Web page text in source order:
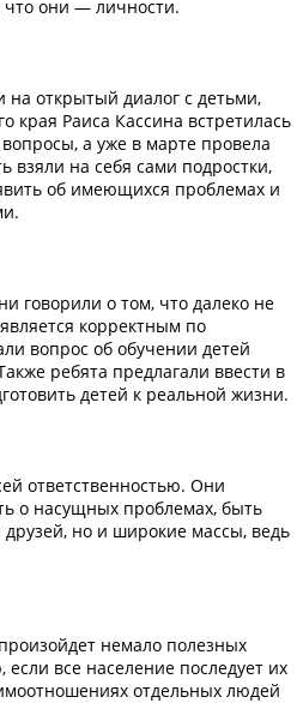
что они — личности.
на открытый диалог с детьми,
края Раиса Кассина встретилась
а уже в марте провела
взяли на себя сами подростки,
об имеющихся проблемах и
говорили о том, что далеко не
корректным по
вопрос об обучении детей
ребята предлагали ввести в
детей к реальной жизни.
ответственностью. Они
о насущных проблемах, быть
но и широкие массы, ведь
немало полезных
все население последует их
отдельных людей